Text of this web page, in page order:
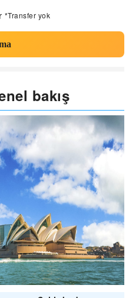
*Transfer yok
bakış